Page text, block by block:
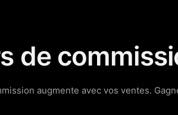
de
augmente avec vos ventes.